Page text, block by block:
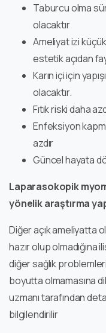
Taburcu olma
olacaktır
Ameliyat izi
estetik açıdan
Karın içi için
olacaktır.
Fıtık riski daha
Enfeksiyon
azdır
Güncel hayata
Laparasokopik
yönelik araştırma
Diğer açık ameliyatta
hazır olup olmadığına
diğer sağlık
boyutta olmamasına
uzmanı tarafından
bilgilendirilir